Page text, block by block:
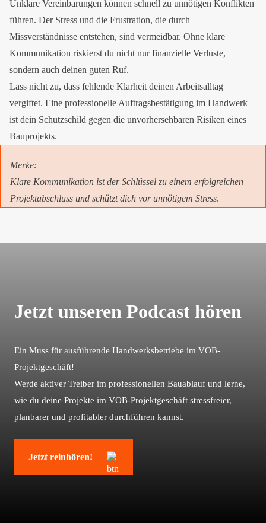
Unklare Vereinbarungen können schnell zu unnötigen Konflikten
führen. Der Stress und die Frustration, die durch
Missverständnisse entstehen, sind vermeidbar. Ohne klare
Kommunikation riskierst du nicht nur finanzielle Verluste,
sondern auch deinen guten Ruf.
Lass nicht zu, dass fehlende Klarheit deinen Arbeitsalltag
vergiftet. Eine professionelle Auftragsbestätigung im Handwerk
ist dein Schutzschild gegen die unvorhersehbaren Risiken eines
Bauprojekts.
Merke:
Klare Kommunikation ist der Schlüssel zu einem erfolgreichen
Projektabschluss und schützt dich vor unnötigem Stress.
Jetzt unseren Podcast hören
Ein Muss für ausführende Handwerksbetriebe im VOB-
Projektgeschäft!
Werde aktiver Treiber im professionellen Bauablauf und lerne,
wie du deine Projekte im VOB-Projektgeschäft stressfreier,
planbarer und profitabler durchführen kannst.
Jetzt reinhören!